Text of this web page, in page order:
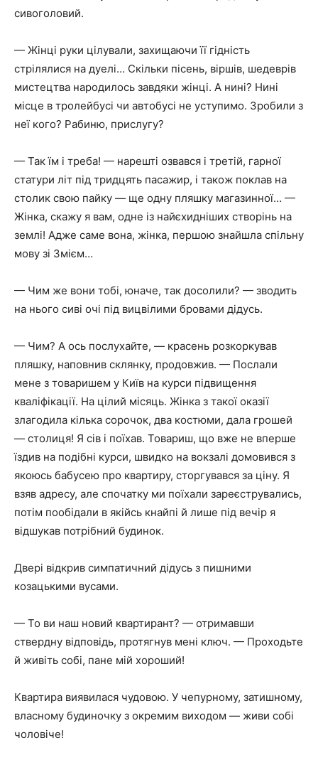
сивоголовий.
— Жінці руки цілували, захищаючи її гідність
стрілялися на дуелі… Скільки пісень, віршів, шедеврів
мистецтва народилось завдяки жінці. А нині? Нині
місце в тролейбусі чи автобусі не уступимо. Зробили з
неї кого? Рабиню, прислугу?
— Так їм і треба! — нарешті озвався і третій, гарної
статури літ під тридцять пасажир, і також поклав на
столик свою пайку — ще одну пляшку магазинної… —
Жінка, скажу я вам, одне із найєхидніших створінь на
землі! Адже саме вона, жінка, першою знайшла спільну
мову зі Змієм…
— Чим же вони тобі, юначе, так досолили? — зводить
на нього сиві очі під вицвілими бровами дідусь.
— Чим? А ось послухайте, — красень розкоркував
пляшку, наповнив склянку, продовжив. — Послали
мене з товаришем у Київ на курси підвищення
кваліфікації. На цілий місяць. Жінка з такої оказії
злагодила кілька сорочок, два костюми, дала грошей
— столиця! Я сів і поїхав. Товариш, що вже не вперше
їздив на подібні курси, швидко на вокзалі домовився з
якоюсь бабусею про квартиру, сторгувався за ціну. Я
взяв адресу, але спочатку ми поїхали зареєструвались,
потім пообідали в якійсь кнайпі й лише під вечір я
відшукав потрібний будинок.
Двері відкрив симпатичний дідусь з пишними
козацькими вусами.
— То ви наш новий квартирант? — отримавши
ствердну відповідь, протягнув мені ключ. — Проходьте
й живіть собі, пане мій хороший!
Квартира виявилася чудовою. У чепурному, затишному,
власному будиночку з окремим виходом — живи собі
чоловіче!